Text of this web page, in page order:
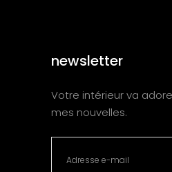
newsletter
Votre intérieur va
mes nouvelles.